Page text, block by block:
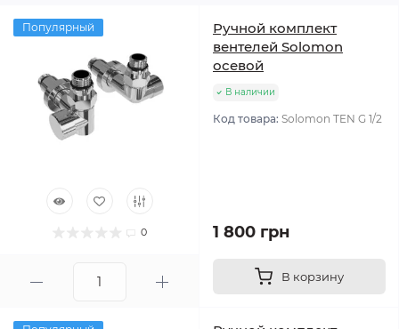
Популярный
0
Ручной комплект
вентелей Solomon
осевой
В наличии
Код товара: Solomon TEN G 1/2
1 800 грн
В корзину